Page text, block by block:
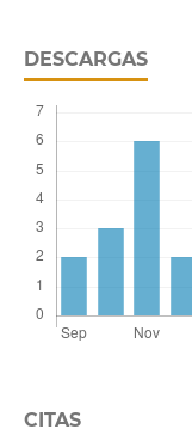
DESCARGAS
CITAS